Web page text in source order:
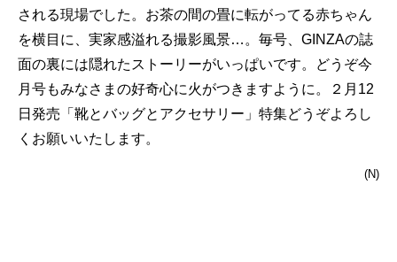
される現場でした。お茶の間の畳に転がってる赤ちゃん
を横目に、実家感溢れる撮影風景…。毎号、GINZAの誌
面の裏には隠れたストーリーがいっぱいです。どうぞ今
月号もみなさまの好奇心に火がつきますように。２月12
日発売「靴とバッグとアクセサリー」特集どうぞよろし
くお願いいたします。
(N)